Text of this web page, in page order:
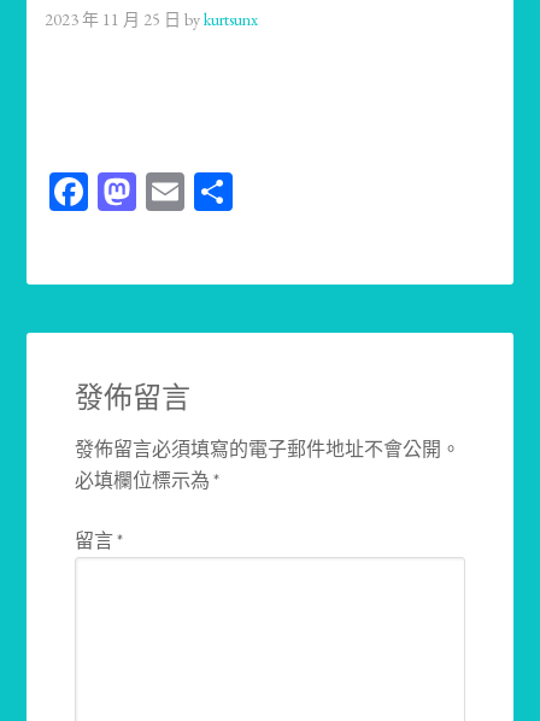
2023 年 11 月 25 日 bykurtsunx
Facebook
Mastodon
Email
發佈留言
發佈留言必須填寫的電子郵件地址不會公開。
必填欄位標示為*
留言*